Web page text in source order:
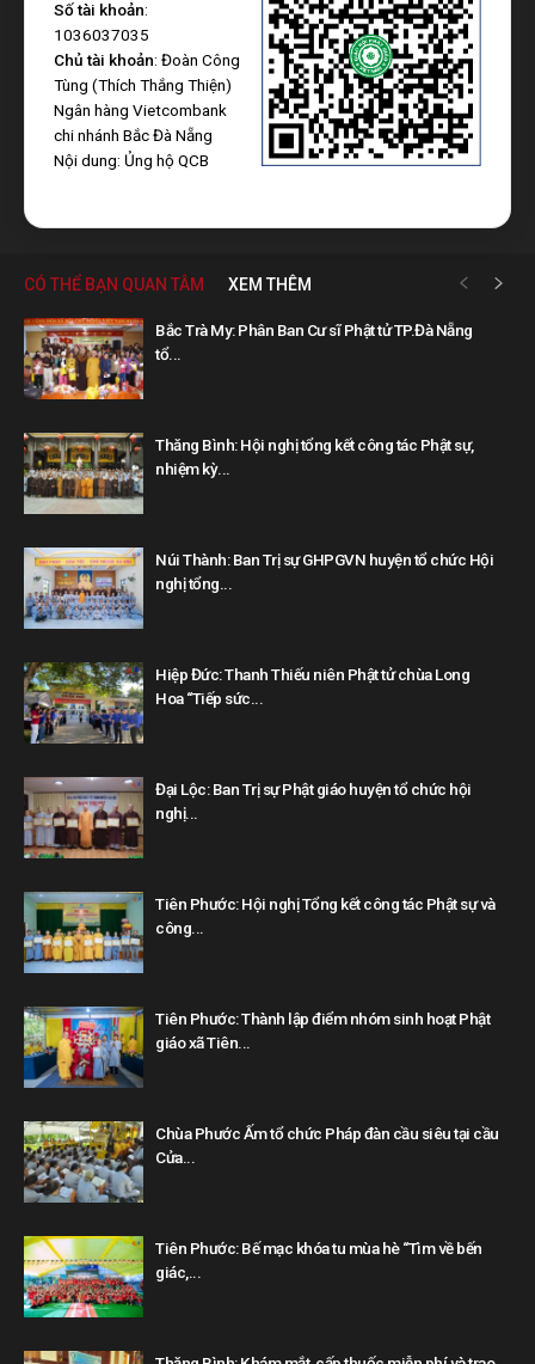
Số tài khoản:
1036037035
Chủ tài khoản: Đoàn Công
Tùng (Thích Thắng Thiện)
Ngân hàng Vietcombank
chi nhánh Bắc Đà Nẵng
Nội dung: Ủng hộ QCB
CÓ THỂ BẠN QUAN TÂM XEM THÊM
Bắc Trà My: Phân Ban Cư sĩ Phật tử TP.Đà Nẵng
tổ...
Thăng Bình: Hội nghị tổng kết công tác Phật sự,
nhiệm kỳ...
Núi Thành: Ban Trị sự GHPGVN huyện tổ chức Hội
nghị tổng...
Hiệp Đức: Thanh Thiếu niên Phật tử chùa Long
Hoa “Tiếp sức...
Đại Lộc: Ban Trị sự Phật giáo huyện tổ chức hội
nghị...
Tiên Phước: Hội nghị Tổng kết công tác Phật sự và
công...
Tiên Phước: Thành lập điểm nhóm sinh hoạt Phật
giáo xã Tiên...
Chùa Phước Ấm tổ chức Pháp đàn cầu siêu tại cầu
Cửa...
Tiên Phước: Bế mạc khóa tu mùa hè “Tìm về bến
giác,...